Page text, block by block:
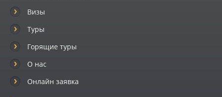
Визы
Туры
Горящие туры
О нас
Онлайн заявка